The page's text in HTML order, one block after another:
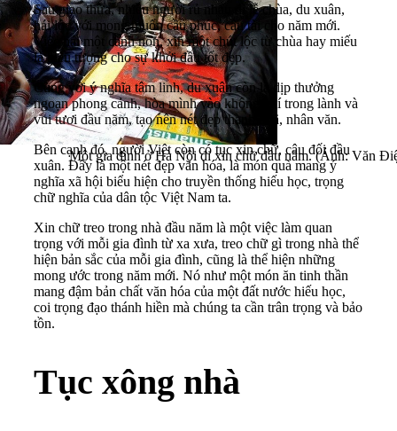
Một gia đình ở Hà Nội đi xin chữ đầu năm. (Ảnh: Văn
Sau giao thừa, nhiều người rủ nhau đi lễ chùa, du xuân,
hái lộc với mong muốn cầu phúc, cầu tài cho năm mới.
Việc hái một cành non, xin một chút lộc từ chùa hay miếu
là biểu tượng cho sự khởi đầu tốt đẹp.
Cùng với ý nghĩa tâm linh, du xuân còn là dịp thưởng
ngoạn phong cảnh, hòa mình vào không khí trong lành và
vui tươi đầu năm, tạo nên nét đẹp thanh nhã, nhân văn.
Bên cạnh đó, người Việt còn có tục xin chữ, câu đối đầu
xuân. Đây là một nét đẹp văn hóa, là món quà mang ý
nghĩa xã hội biểu hiện cho truyền thống hiếu học, trọng
chữ nghĩa của dân tộc Việt Nam ta.
Xin chữ treo trong nhà đầu năm là một việc làm quan
trọng với mỗi gia đình từ xa xưa, treo chữ gì trong nhà thể
hiện bản sắc của mỗi gia đình, cũng là thể hiện những
mong ước trong năm mới. Nó như một món ăn tinh thần
mang đậm bản chất văn hóa của một đất nước hiếu học,
coi trọng đạo thánh hiền mà chúng ta cần trân trọng và bảo
tồn.
Tục xông nhà